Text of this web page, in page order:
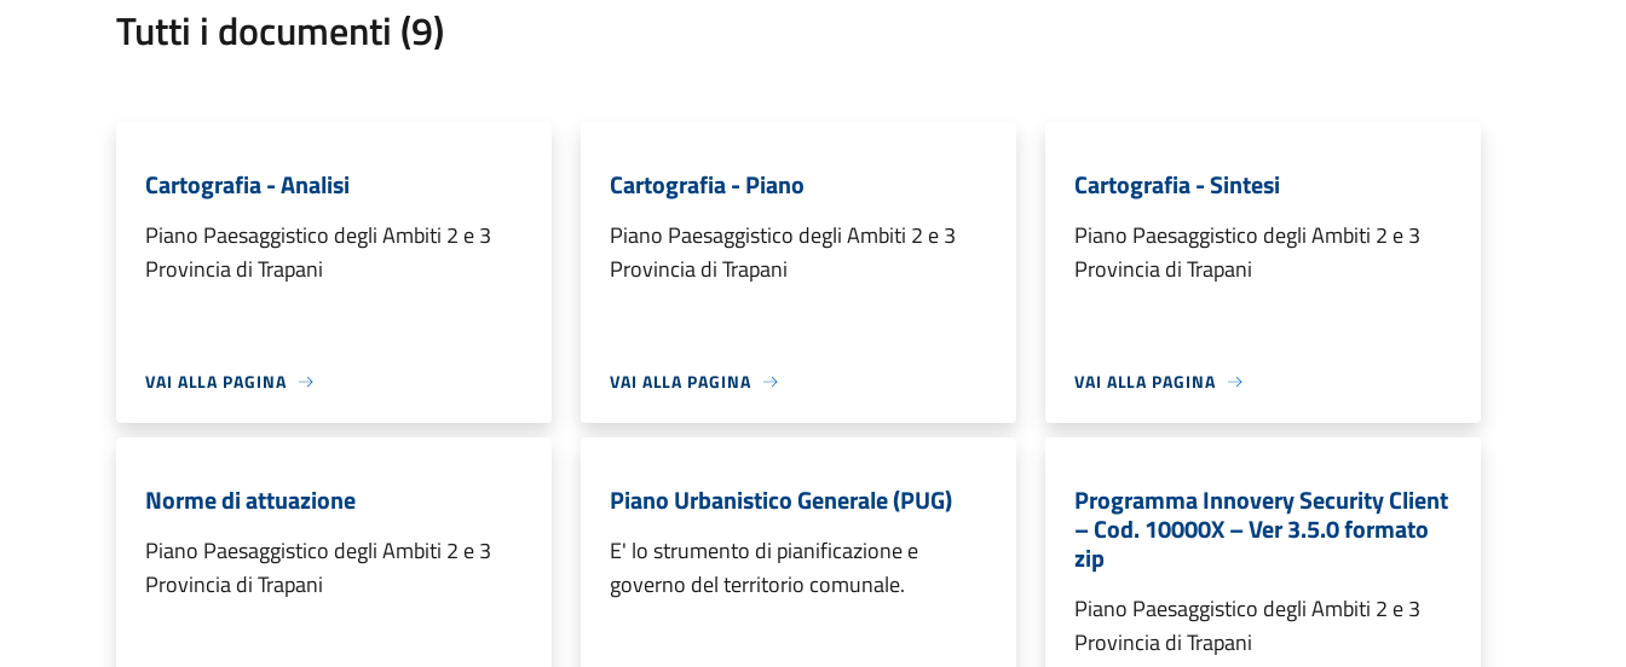
Tutti i documenti (9)
Cartografia - Analisi
Piano Paesaggistico degli Ambiti 2 e 3
Provincia di Trapani
VAI ALLA PAGINA
Cartografia - Piano
Piano Paesaggistico degli Ambiti 2 e 3
Provincia di Trapani
VAI ALLA PAGINA
Cartografia - Sintesi
Piano Paesaggistico degli Ambiti 2 e 3
Provincia di Trapani
VAI ALLA PAGINA
Norme di attuazione
Piano Paesaggistico degli Ambiti 2 e 3
Provincia di Trapani
Piano Urbanistico Generale (PUG)
E' lo strumento di pianificazione e
governo del territorio comunale.
Programma Innovery Security Client
– Cod. 10000X – Ver 3.5.0 formato
zip
Piano Paesaggistico degli Ambiti 2 e 3
Provincia di Trapani